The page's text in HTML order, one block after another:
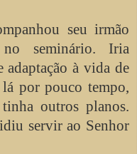
seu irmão
seminário. Iria
à vida de
por pouco tempo,
outros planos.
servir ao Senhor